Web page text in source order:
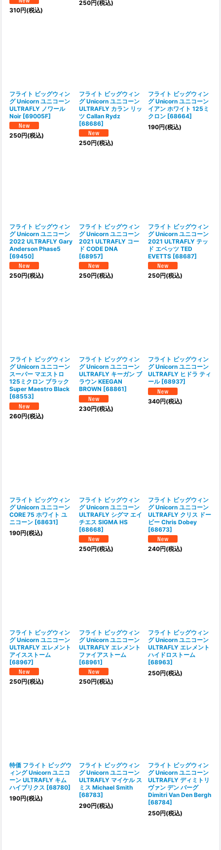
310円(税込)
250円(税込)
フライト ビッグウィン
グ Unicorn ユニコーン
ULTRAFLY ノワール
Noir [69005F]
250円(税込)
フライト ビッグウィン
グ Unicorn ユニコーン
ULTRAFLY カラン リッ
ツ Callan Rydz
[68686]
250円(税込)
フライト ビッグウィン
グ Unicorn ユニコーン
イアン ホワイト 125ミ
クロン [68664]
190円(税込)
フライト ビッグウィン
グ Unicorn ユニコーン
2022 ULTRAFLY Gary
Anderson Phase5
[69450]
250円(税込)
フライト ビッグウィン
グ Unicorn ユニコーン
2021 ULTRAFLY コー
ド CODE DNA
[68957]
250円(税込)
フライト ビッグウィン
グ Unicorn ユニコーン
2021 ULTRAFLY テッ
ド エベッツ TED
EVETTS [68687]
250円(税込)
フライト ビッグウィン
グ Unicorn ユニコーン
スーパー マエストロ
125ミクロン ブラック
Super Maestro Black
[68553]
260円(税込)
フライト ビッグウィン
グ Unicorn ユニコーン
ULTRAFLY キーガン ブ
ラウン KEEGAN
BROWN [68861]
230円(税込)
フライト ビッグウィン
グ Unicorn ユニコーン
ULTRAFLY ヒドラ ティ
ール [68937]
340円(税込)
フライト ビッグウィン
グ Unicorn ユニコーン
CORE 75 ホワイト ユ
ニコーン [68631]
190円(税込)
フライト ビッグウィン
グ Unicorn ユニコーン
ULTRAFLY シグマ エイ
チエス SIGMA HS
[68668]
250円(税込)
フライト ビッグウィン
グ Unicorn ユニコーン
ULTRAFLY クリス ドー
ビー Chris Dobey
[68673]
240円(税込)
フライト ビッグウィン
グ Unicorn ユニコーン
ULTRAFLY エレメント
アイスストーム
[68967]
250円(税込)
フライト ビッグウィン
グ Unicorn ユニコーン
ULTRAFLY エレメント
ファイアストーム
[68961]
250円(税込)
フライト ビッグウィン
グ Unicorn ユニコーン
ULTRAFLY エレメント
ハイドロストーム
[68963]
250円(税込)
特価 フライト ビッグウ
ィング Unicorn ユニコ
ーン ULTRAFLY キム
ハイブリクス [68780]
190円(税込)
フライト ビッグウィン
グ Unicorn ユニコーン
ULTRAFLY マイケル ス
ミス Michael Smith
[68783]
290円(税込)
フライト ビッグウィン
グ Unicorn ユニコーン
ULTRAFLY ディミトリ
ヴァン デン バーグ
Dimitri Van Den Bergh
[68784]
250円(税込)